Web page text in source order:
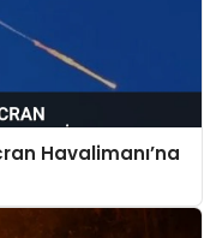
Havalimanı’na